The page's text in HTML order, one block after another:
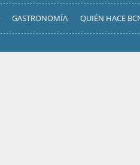
GASTRONOMÍA QUIÉN HACE